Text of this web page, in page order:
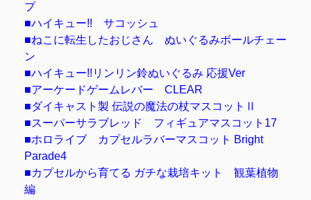
プ
■ハイキュー!! サコッシュ
■ねこに転生したおじさん ぬいぐるみボールチェー
ン
■ハイキュー!!リンリン鈴ぬいぐるみ 応援Ver
■アーケードゲームレバー CLEAR
■ダイキャスト製 伝説の魔法の杖マスコットⅡ
■スーパーサラブレッド フィギュアマスコット17
■ホロライブ カプセルラバーマスコット Bright
Parade4
■カプセルから育てる ガチな栽培キット 観葉植物
編